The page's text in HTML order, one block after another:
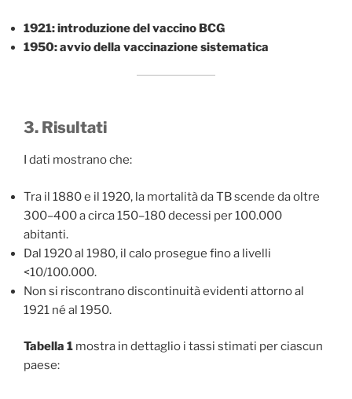
1921: introduzione del vaccino BCG
1950: avvio della vaccinazione sistematica
3. Risultati
I dati mostrano che:
Tra il 1880 e il 1920, la mortalità da TB scende da oltre
300–400 a circa 150–180 decessi per 100.000
abitanti.
Dal 1920 al 1980, il calo prosegue fino a livelli
<10/100.000.
Non si riscontrano discontinuità evidenti attorno al
1921 né al 1950.
Tabella 1 mostra in dettaglio i tassi stimati per ciascun
paese: